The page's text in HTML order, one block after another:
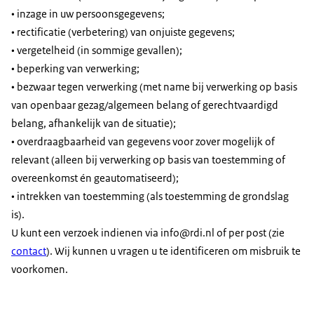
• inzage in uw persoonsgegevens;
• rectificatie (verbetering) van onjuiste gegevens;
• vergetelheid (in sommige gevallen);
• beperking van verwerking;
• bezwaar tegen verwerking (met name bij verwerking op basis
van openbaar gezag/algemeen belang of gerechtvaardigd
belang, afhankelijk van de situatie);
• overdraagbaarheid van gegevens voor zover mogelijk of
relevant (alleen bij verwerking op basis van toestemming of
overeenkomst én geautomatiseerd);
• intrekken van toestemming (als toestemming de grondslag
is).
U kunt een verzoek indienen via info@rdi.nl of per post (zie
contact). Wij kunnen u vragen u te identificeren om misbruik te
voorkomen.